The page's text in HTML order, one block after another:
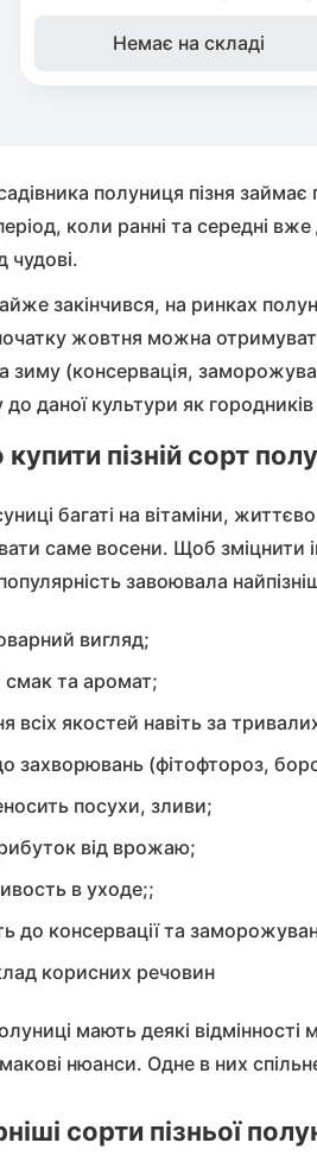
Кизил
Диплоидная слива
Азіатська груша
Немає на складі
полуниця пізня
коли ранні та середні вже
чудові.
закінчився, на ринках
жовтня можна
зиму (консервація,
до даної культури як
пізній сорт
багаті на вітаміни,
саме восени. Щоб зміцнити
завоювала
вигляд;
смак та аромат;
всіх якостей навіть за
захворювань (фітофтороз,
посухи, зливи;
від врожаю;
в уходе;;
до консервації та
корисних речовин
мають деякі
нюанси. Одне в них
сорти пізньої